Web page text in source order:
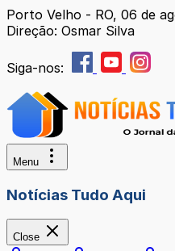
Porto Velho - RO, 06 de
Direção: Osmar Silva
Siga-nos:
Menu
Notícias Tudo Aqui
Close